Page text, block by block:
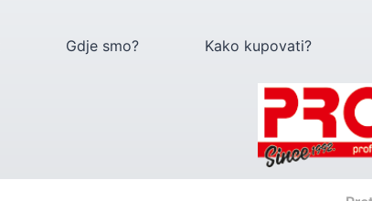
Gdje smo? Kako kupovati?